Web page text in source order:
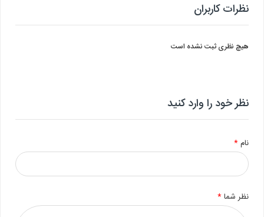
نظرات کاربران
هیچ نظری ثبت نشده است
نظر خود را وارد کنید
نام*
نظر شما*